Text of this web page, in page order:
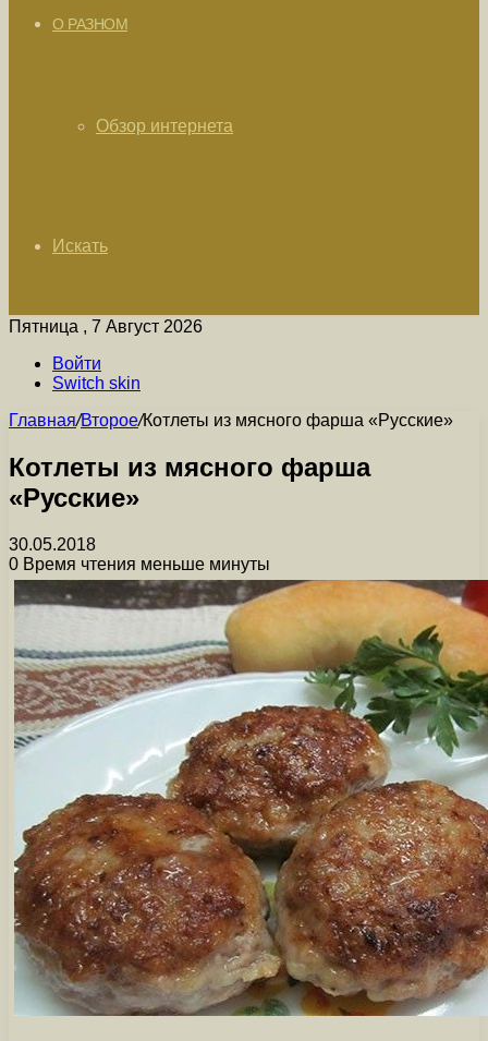
О РАЗНОМ
Обзор интернета
Искать
Пятница , 7 Август 2026
Войти
Switch skin
Главная/Второе/Котлеты из мясного фарша «Русские»
Котлеты из мясного фарша
«Русские»
30.05.2018
0 Время чтения меньше минуты